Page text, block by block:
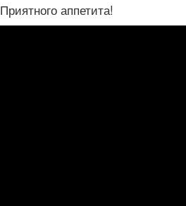
Приятного аппетита!